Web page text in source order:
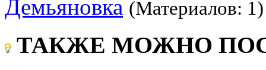
Демьяновка (Материалов: 1)
ТАКЖЕ МОЖНО